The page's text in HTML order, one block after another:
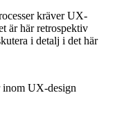
kräver UX-
är här retrospektiv
i detalj i det här
inom UX-design